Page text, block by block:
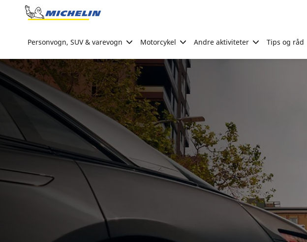
Go to page content
Personvogn, SUV & varevogn Motorcykel Andre aktiviteter Tips og råd